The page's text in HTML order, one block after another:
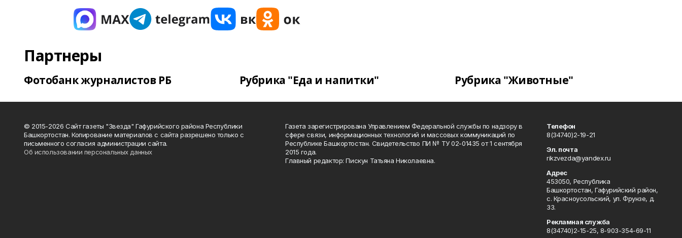
Партнеры
Фотобанк журналистов РБ Рубрика "Еда и напитки" Рубрика "Животные"
© 2015-2026 Сайт газеты "Звезда" Гафурийского района Республики
Башкортостан. Копирование материалов с сайта разрешено только с
письменного согласия администрации сайта.
Об использовании персональных данных
Газета зарегистрирована Управлением Федеральной службы по надзору в
сфере связи, информационных технологий и массовых коммуникаций по
Республике Башкортостан. Свидетельство ПИ № ТУ 02-01435 от 1 сентября
2015 года.
Главный редактор: Пискун Татьяна Николаевна.
Телефон
8(34740)2-19-21
Эл. почта
rikzvezda@yandex.ru
Адрес
453050, Республика
Башкортостан, Гафурийский район,
с. Красноусольский, ул. Фрунзе, д.
33.
Рекламная служба
8(34740)2-15-25, 8-903-354-69-11